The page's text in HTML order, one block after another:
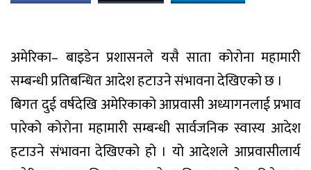
अमेरिका– बाइडेन प्रशासनले यसै साता कोरोना महामारी
सम्बन्धी प्रतिबन्धित आदेश हटाउने संभावना देखिएको छ ।
बिगत दुई वर्षदेखि अमेरिकाको आप्रवासी अध्यागनलाई प्रभाव
पारेको कोरोना महामारी सम्बन्धी सार्वजनिक स्वास्य आदेश
हटाउने संभावना देखिएको हो । यो आदेशले आप्रवासीलार्य